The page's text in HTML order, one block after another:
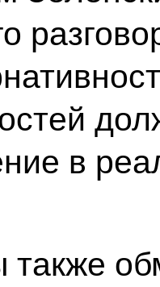
в
также